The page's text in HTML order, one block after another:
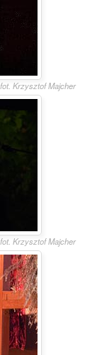
fot. Krzysztof Majcher
fot. Krzysztof Majcher